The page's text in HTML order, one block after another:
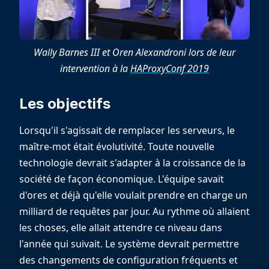
Wally Barnes III et Oren Alexandroni lors de leur
intervention à laHAProxyConf 2019
Les objectifs
Lorsqu'il s'agissait de remplacer les serveurs, le
maître-mot était évolutivité. Toute nouvelle
technologie devrait s'adapter à la croissance de la
société de façon économique. L'équipe savait
d'ores et déjà qu'elle voulait prendre en charge un
milliard de requêtes par jour. Au rythme où allaient
les choses, elle allait attendre ce niveau dans
l'année qui suivait. Le système devrait permettre
des changements de configuration fréquents et